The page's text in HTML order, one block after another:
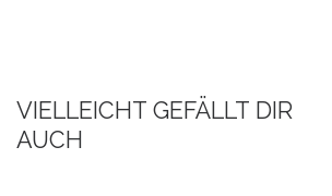
VIELLEICHT GEFÄLLT DIR
AUCH